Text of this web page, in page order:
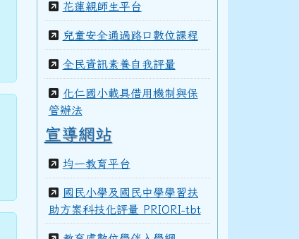
花蓮親師生平台
兒童安全通過路口數位課程
全民資訊素養自我評量
化仁國小載具借用機制與保
管辦法
宣導網站
均一教育平台
國民小學及國民中學學習扶
助方案科技化評量 PRIORI-tbt